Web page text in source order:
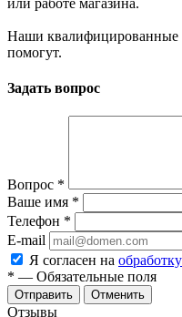
Наши квалифицированные
помогут.
Задать вопрос
Вопрос *
Ваше имя *
Телефон *
E-mail
Я согласен на
* — Обязательные поля
Отменить
Отзывы